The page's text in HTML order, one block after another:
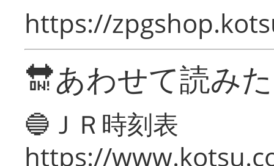
https://
🔛あわせて読み
🔵ＪＲ時刻表
https://